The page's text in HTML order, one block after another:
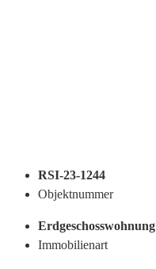
RSI-23-1244
Objektnummer
Erdgeschosswohnung
Immobilienart